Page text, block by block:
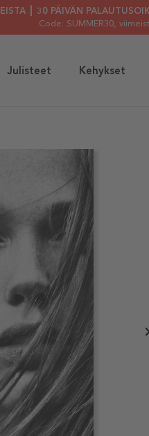
┃ 30 PÄIVÄN
Code: SUMMER30,
Julisteet Kehykset